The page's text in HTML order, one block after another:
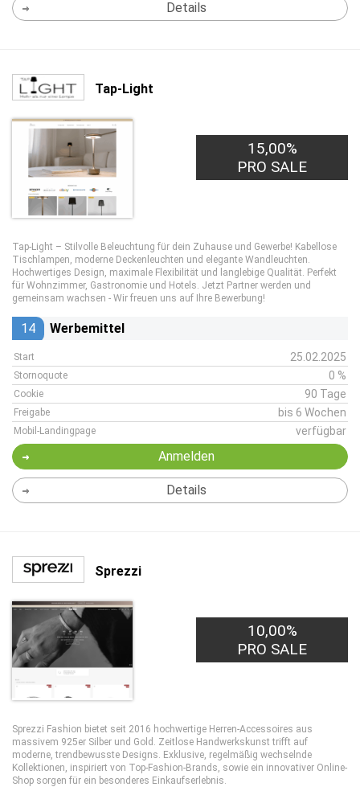
Details
Tap-Light
15,00%
PRO SALE
Tap-Light – Stilvolle Beleuchtung für dein Zuhause und Gewerbe! Kabellose
Tischlampen, moderne Deckenleuchten und elegante Wandleuchten.
Hochwertiges Design, maximale Flexibilität und langlebige Qualität. Perfekt
für Wohnzimmer, Gastronomie und Hotels. Jetzt Partner werden und
gemeinsam wachsen - Wir freuen uns auf Ihre Bewerbung!
14 Werbemittel
Start 25.02.2025
Stornoquote 0 %
Cookie 90 Tage
Freigabe bis 6 Wochen
Mobil-Landingpage verfügbar
Anmelden
Details
Sprezzi
10,00%
PRO SALE
Sprezzi Fashion bietet seit 2016 hochwertige Herren-Accessoires aus
massivem 925er Silber und Gold. Zeitlose Handwerkskunst trifft auf
moderne, trendbewusste Designs. Exklusive, regelmäßig wechselnde
Kollektionen, inspiriert von Top-Fashion-Brands, sowie ein innovativer Online-
Shop sorgen für ein besonderes Einkaufserlebnis.